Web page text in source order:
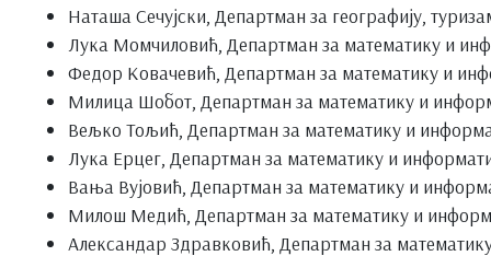
Наташа Сечујски, Департман за географију,
Лука Момчиловић, Департман за математику и
Федор Ковачевић, Департман за математику и
Милица Шобот, Департман за математику и
Вељко Тољић, Департман за математику и
Лука Ерцег, Департман за математику и
Вања Вујовић, Департман за математику и
Милош Медић, Департман за математику и
Александар Здравковић, Департман за